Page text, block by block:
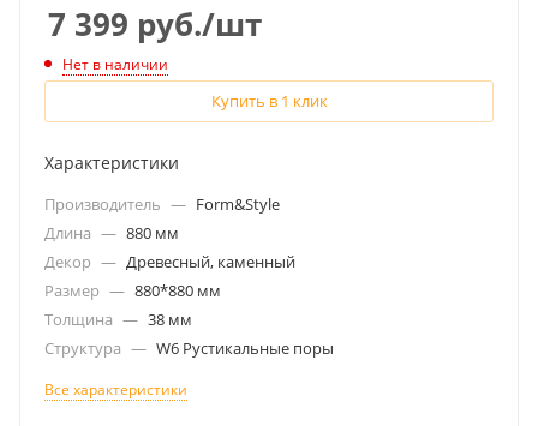
7 399 руб./шт
Нет в наличии
Купить в 1 клик
Характеристики
Производитель — Form&Style
Длина — 880 мм
Декор — Древесный, каменный
Размер — 880*880 мм
Толщина — 38 мм
Структура — W6 Рустикальные поры
Все характеристики